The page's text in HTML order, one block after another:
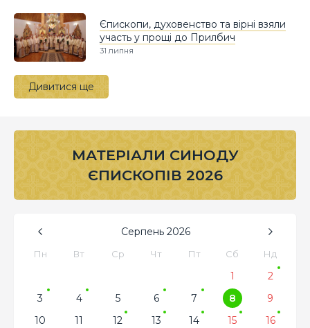
Єпископи, духовенство та вірні взяли
участь у прощі до Прилбич
31 липня
Дивитися ще
МАТЕРІАЛИ СИНОДУ
ЄПИСКОПІВ 2026
Серпень 2026
Пн Вт Ср Чт Пт Сб Нд
1
2
3
4 5 6 7 8
9
10
11 12 13 14 15
16